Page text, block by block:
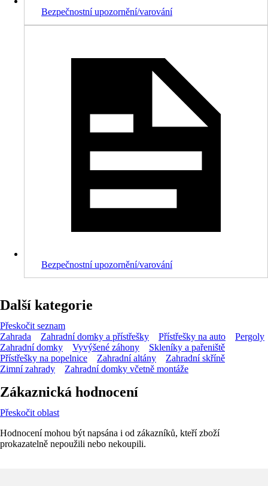
Bezpečnostní upozornění/varování
Bezpečnostní upozornění/varování
Další kategorie
Přeskočit seznam
Zahrada
Zahradní domky a přístřešky Přístřešky na auto
Pergoly
Zahradní domky
Vyvýšené záhony
Skleníky a pařeniště
Přístřešky na popelnice
Zahradní altány
Zahradní skříně
Zimní zahrady
Zahradní domky včetně montáže
Zákaznická hodnocení
Přeskočit oblast
Hodnocení mohou být napsána i od zákazníků, kteří zboží
prokazatelně nepoužili nebo nekoupili.